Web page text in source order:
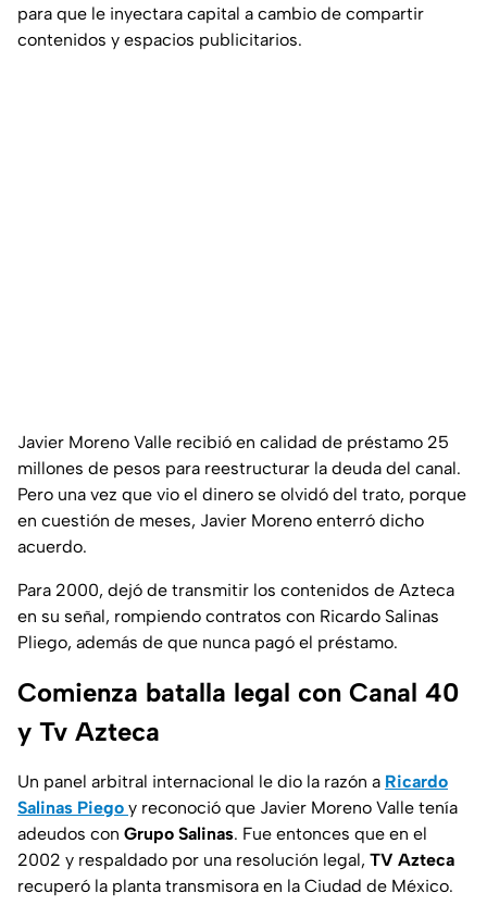
para que le inyectara capital a cambio de compartir
contenidos y espacios publicitarios.
Javier Moreno Valle recibió en calidad de préstamo 25
millones de pesos para reestructurar la deuda del canal.
Pero una vez que vio el dinero se olvidó del trato, porque
en cuestión de meses, Javier Moreno enterró dicho
acuerdo.
Para 2000, dejó de transmitir los contenidos de Azteca
en su señal, rompiendo contratos con Ricardo Salinas
Pliego, además de que nunca pagó el préstamo.
Comienza batalla legal con Canal 40
y Tv Azteca
Un panel arbitral internacional le dio la razón a Ricardo
Salinas Piego y reconoció que Javier Moreno Valle tenía
adeudos con Grupo Salinas. Fue entonces que en el
2002 y respaldado por una resolución legal, TV Azteca
recuperó la planta transmisora en la Ciudad de México.